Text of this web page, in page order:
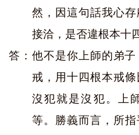
然，因這句話我心
接洽，是否違根本十
答：他不是你上師的弟
戒，用十四根本戒條
沒犯就是沒犯。上
等。勝義而言，所